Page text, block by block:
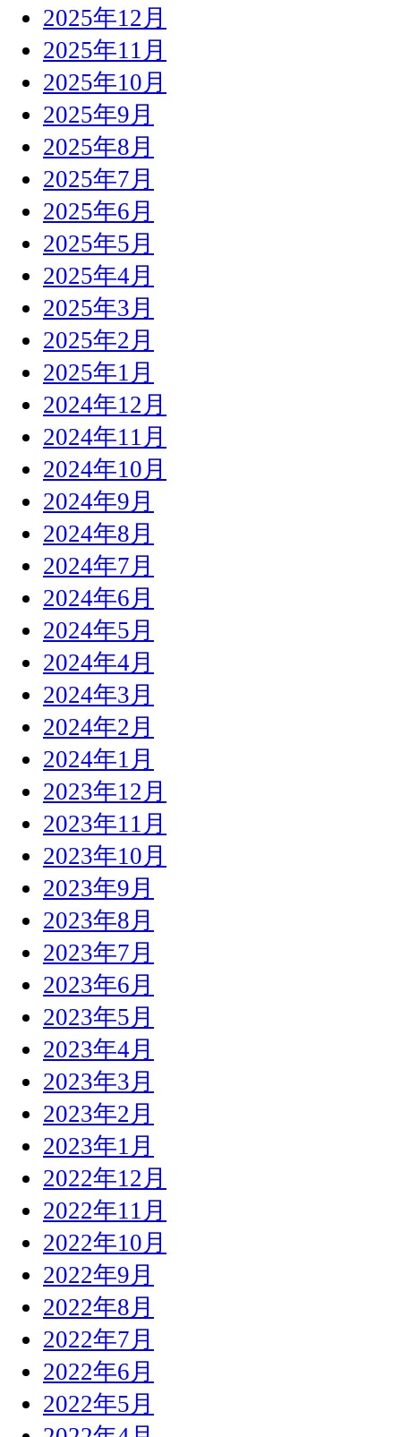
2025年12月
2025年11月
2025年10月
2025年9月
2025年8月
2025年7月
2025年6月
2025年5月
2025年4月
2025年3月
2025年2月
2025年1月
2024年12月
2024年11月
2024年10月
2024年9月
2024年8月
2024年7月
2024年6月
2024年5月
2024年4月
2024年3月
2024年2月
2024年1月
2023年12月
2023年11月
2023年10月
2023年9月
2023年8月
2023年7月
2023年6月
2023年5月
2023年4月
2023年3月
2023年2月
2023年1月
2022年12月
2022年11月
2022年10月
2022年9月
2022年8月
2022年7月
2022年6月
2022年5月